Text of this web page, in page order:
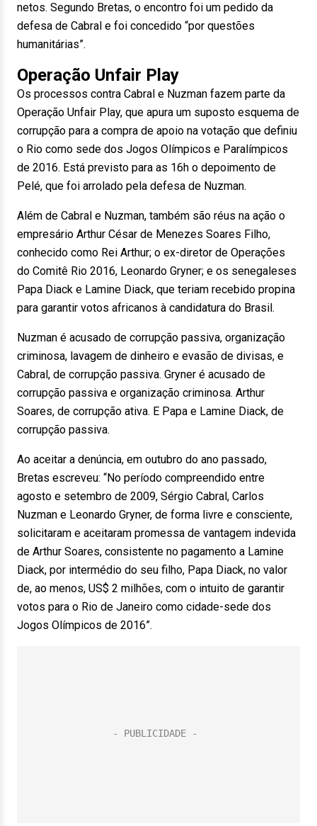
netos. Segundo Bretas, o encontro foi um pedido da
defesa de Cabral e foi concedido “por questões
humanitárias”.
Operação Unfair Play
Os processos contra Cabral e Nuzman fazem parte da
Operação Unfair Play, que apura um suposto esquema de
corrupção para a compra de apoio na votação que definiu
o Rio como sede dos Jogos Olímpicos e Paralímpicos
de 2016. Está previsto para as 16h o depoimento de
Pelé, que foi arrolado pela defesa de Nuzman.
Além de Cabral e Nuzman, também são réus na ação o
empresário Arthur César de Menezes Soares Filho,
conhecido como Rei Arthur; o ex-diretor de Operações
do Comitê Rio 2016, Leonardo Gryner; e os senegaleses
Papa Diack e Lamine Diack, que teriam recebido propina
para garantir votos africanos à candidatura do Brasil.
Nuzman é acusado de corrupção passiva, organização
criminosa, lavagem de dinheiro e evasão de divisas, e
Cabral, de corrupção passiva. Gryner é acusado de
corrupção passiva e organização criminosa. Arthur
Soares, de corrupção ativa. E Papa e Lamine Diack, de
corrupção passiva.
Ao aceitar a denúncia, em outubro do ano passado,
Bretas escreveu: “No período compreendido entre
agosto e setembro de 2009, Sérgio Cabral, Carlos
Nuzman e Leonardo Gryner, de forma livre e consciente,
solicitaram e aceitaram promessa de vantagem indevida
de Arthur Soares, consistente no pagamento a Lamine
Diack, por intermédio do seu filho, Papa Diack, no valor
de, ao menos, US$ 2 milhões, com o intuito de garantir
votos para o Rio de Janeiro como cidade-sede dos
Jogos Olímpicos de 2016”.